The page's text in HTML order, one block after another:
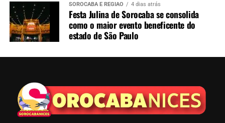
SOROCABA E REGIÃO 4 dias atrás
Festa Julina de Sorocaba se consolida
como o maior evento beneficente do
estado de São Paulo